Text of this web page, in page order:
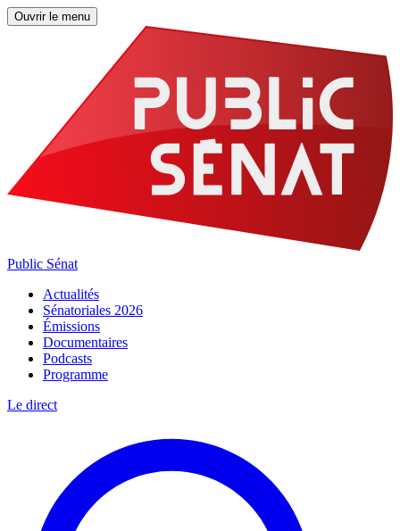
Ouvrir le menu
Public Sénat
Actualités
Sénatoriales 2026
Émissions
Documentaires
Podcasts
Programme
Le direct